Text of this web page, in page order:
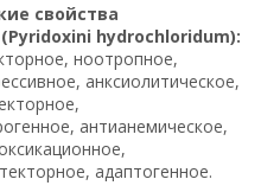
свойства
hydrochloridum):
ноотропное,
анксиолитическое,
антианемическое,
адаптогенное.